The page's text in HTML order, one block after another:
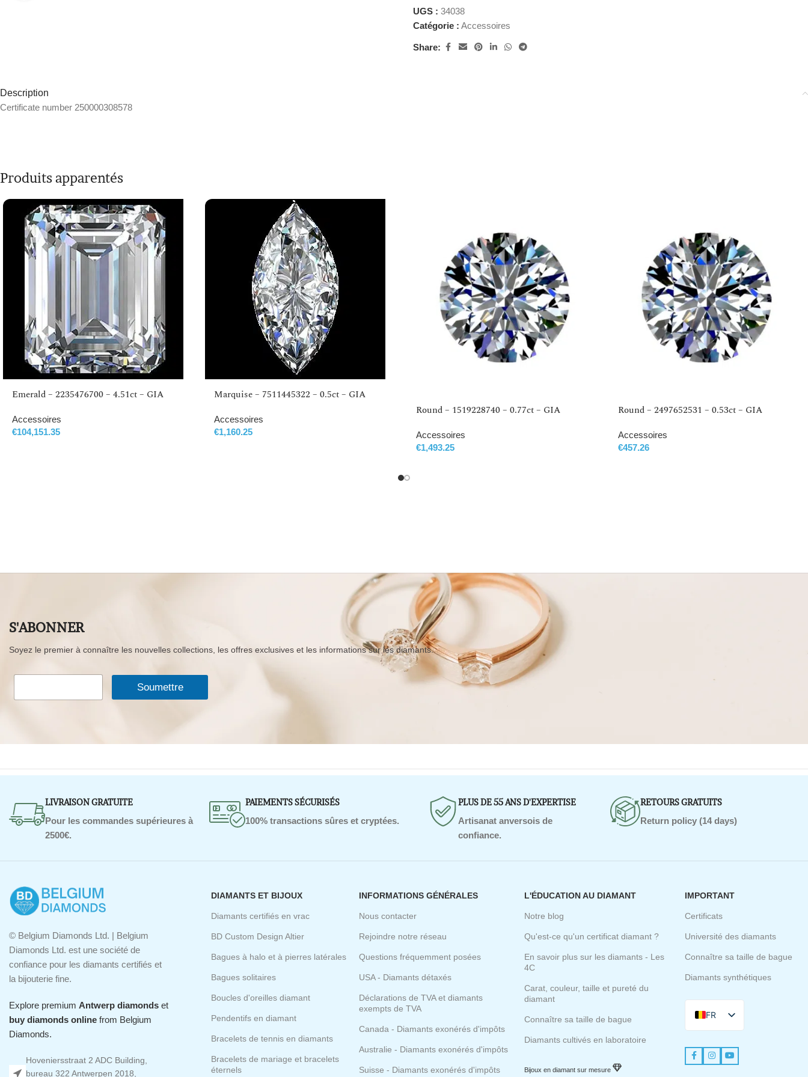
UGS : 34038
Catégorie : Accessoires
Share:
Description
Certificate number 250000308578
Produits apparentés
Emerald – 2235476700 – 4.51ct – GIA
Accessoires
€104,151.35
Marquise – 7511445322 – 0.5ct – GIA
Accessoires
€1,160.25
Round – 1519228740 – 0.77ct – GIA
Accessoires
€1,493.25
Round – 2497652531 – 0.53ct – GIA
Accessoires
€457.26
S'ABONNER
Soyez le premier à connaître les nouvelles collections, les offres exclusives et les informations sur les diamants.
u
*
Soumettre
LIVRAISON GRATUITE
Pour les commandes supérieures à
2500€.
PAIEMENTS SÉCURISÉS
100% transactions sûres et cryptées.
PLUS DE 55 ANS D'EXPERTISE
Artisanat anversois de
confiance.
RETOURS GRATUITS
Return policy (14 days)
© Belgium Diamonds Ltd. | Belgium
Diamonds Ltd. est une société de
confiance pour les diamants certifiés et
la bijouterie fine.
Explore premium Antwerp diamonds et
buy diamonds online from Belgium
Diamonds.
Hoveniersstraat 2 ADC Building,
bureau 322 Antwerpen 2018,
DIAMANTS ET BIJOUX
Diamants certifiés en vrac
BD Custom Design Altier
Bagues à halo et à pierres latérales
Bagues solitaires
Boucles d'oreilles diamant
Pendentifs en diamant
Bracelets de tennis en diamants
Bracelets de mariage et bracelets
éternels
INFORMATIONS GÉNÉRALES
Nous contacter
Rejoindre notre réseau
Questions fréquemment posées
USA - Diamants détaxés
Déclarations de TVA et diamants
exempts de TVA
Canada - Diamants exonérés d'impôts
Australie - Diamants exonérés d'impôts
Suisse - Diamants exonérés d'impôts
L'ÉDUCATION AU DIAMANT
Notre blog
Qu'est-ce qu'un certificat diamant ?
En savoir plus sur les diamants - Les
4C
Carat, couleur, taille et pureté du
diamant
Connaître sa taille de bague
Diamants cultivés en laboratoire
Bijoux en diamant sur mesure
IMPORTANT
Certificats
Université des diamants
Connaître sa taille de bague
Diamants synthétiques
FR
EN
IT